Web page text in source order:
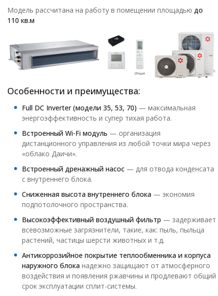
Модель рассчитана на работу в помещении площадью до
110 кв.м
Особенности и преимущества:
Full DC Inverter (модели 35, 53, 70) — максимальная
энергоэффективность и супер тихая работа.
Встроенный Wi-Fi модуль — организация
дистанционного управления из любой точки мира через
«облако Даичи».
Встроенный дренажный насос — для отвода конденсата
с внутреннего блока.
Сниженная высота внутреннего блока — экономия
подпотолочного пространства.
Высокоэффективный воздушный фильтр — задерживает
всевозможные загрязнители, такие, как: пыль, пыльца
растений, частицы шерсти животных и т.д.
Антикоррозийное покрытие теплообменника и корпуса
наружного блока надежно защищают от атмосферного
воздействия и появления ржавчины и продлевают общий
срок эксплуатации сплит-системы.